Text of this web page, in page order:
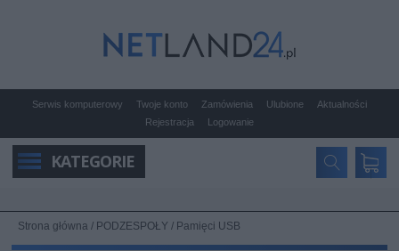
Serwis komputerowy Twoje konto Zamówienia Ulubione
Aktualności
Rejestracja
Logowanie
KATEGORIE
Strona główna / PODZESPOŁY / Pamięci USB